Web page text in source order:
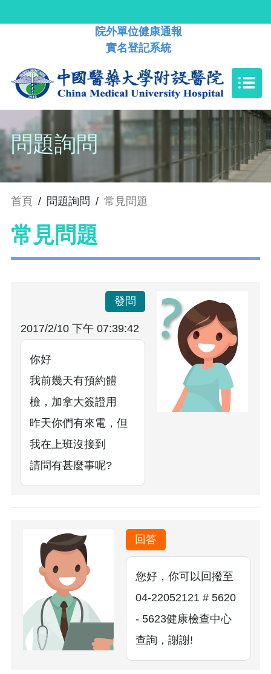
院外單位健康通報
實名登記系統
問題詢問
首頁 / 問題詢問 / 常見問題
常見問題
發問
2017/2/10 下午 07:39:42
你好
我前幾天有預約體
檢，加拿大簽證用
昨天你們有來電，但
我在上班沒接到
請問有甚麼事呢?
回答
您好，你可以回撥至
04-22052121 # 5620
- 5623健康檢查中心
查詢，謝謝!